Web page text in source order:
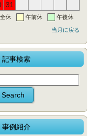
31
全休 午前休 午後休
当月に戻る
記事検索
事例紹介